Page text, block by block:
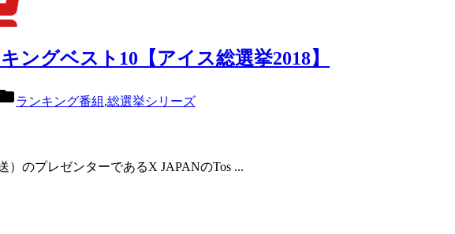
ングベスト10【アイス総選挙2018】
ランキング番組,総選挙シリーズ
）のプレゼンターであるX JAPANのTos ...